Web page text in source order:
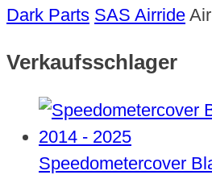
Dark Parts SAS Airride
Verkaufsschlager
Speedometercover